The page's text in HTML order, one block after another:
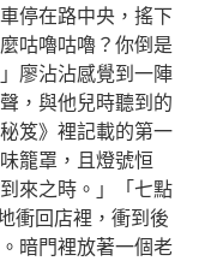
停在路中央，搖下
咕嚕咕嚕？你倒是
廖沾沾感覺到一陣
，與他兒時聽到的
笈》裡記載的第一
籠罩，且燈號恒
來之時。」「七點
衝回店裡，衝到後
暗門裡放著一個老